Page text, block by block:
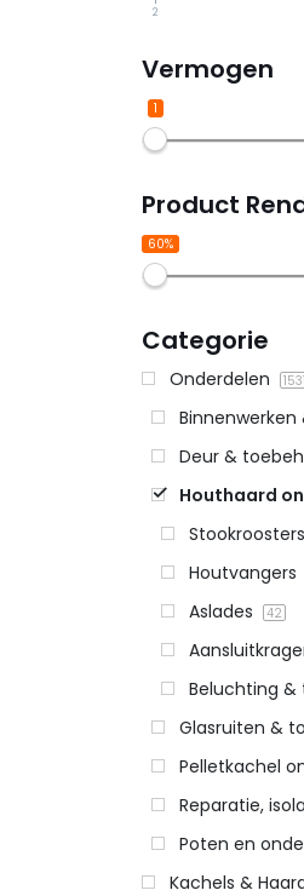
2
Vermogen
1
Product
60%
Categorie
Onderdelen 1531
Deur &
Houthaard
Stookroosters
Houtvangers
Aslades 42
Beluchting &
Glasruiten &
Pelletkachel
Reparatie,
Poten en
Kachels &